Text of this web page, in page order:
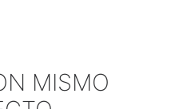
MISMO